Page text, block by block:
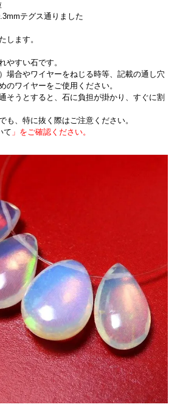
テグス通りました
します。
やすい石です。
場合やワイヤーをねじる時等、記載の通し穴
のワイヤーをご使用ください。
そうとすると、石に負担が掛かり、すぐに割
も、特に抜く際はご注意ください。
て 」をご確認ください。